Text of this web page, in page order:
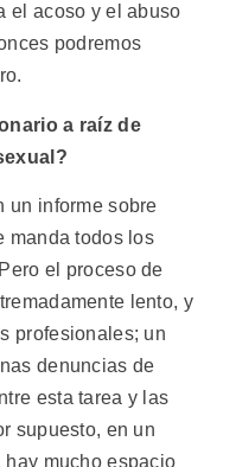
el acoso y el abuso
podremos
a raíz de
un informe sobre
manda todos los
el proceso de
lento, y
profesionales; un
denuncias de
esta tarea y las
supuesto, en un
mucho espacio